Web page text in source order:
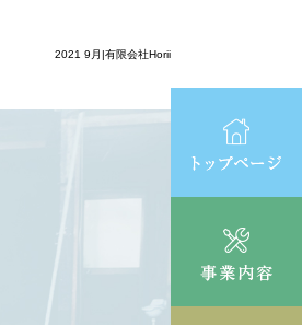
2021 9月|有限会社Horii